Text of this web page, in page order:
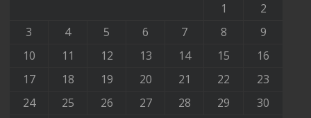
1
2
3
4 5 6 7 8
9
10
11 12 13 14 15
16
17
18 19 20 21 22
23
24
25 26 27 28 29
30